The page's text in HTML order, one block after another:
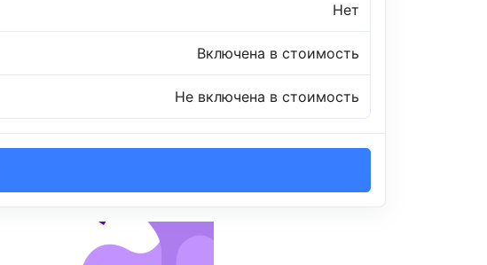
Нет
Включена в стоимость
Не включена в стоимость